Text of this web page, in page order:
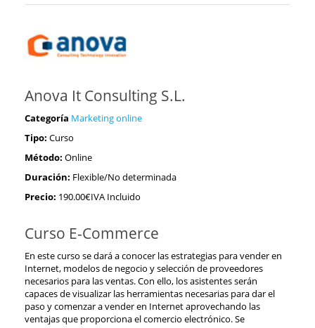
Anova It Consulting S.L.
Categoría Marketing online
Tipo: Curso
Método: Online
Duración: Flexible/No determinada
Precio: 190.00€IVA Incluido
Curso E-Commerce
En este curso se dará a conocer las estrategias para vender en
Internet, modelos de negocio y selección de proveedores
necesarios para las ventas. Con ello, los asistentes serán
capaces de visualizar las herramientas necesarias para dar el
paso y comenzar a vender en Internet aprovechando las
ventajas que proporciona el comercio electrónico. Se